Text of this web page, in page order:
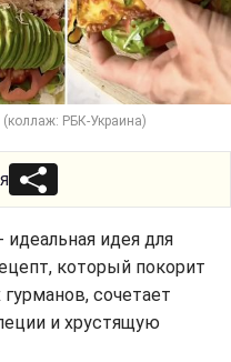
(коллаж: РБК-Украина)
идея для
который покорит
сочетает
и хрустящую